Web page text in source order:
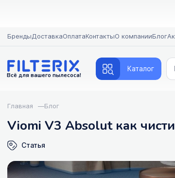
БрендыДоставкаОплатаКонтактыО компанииБлог
Всё для вашего пылесоса!
Каталог
Главная —Блог
Viomi V3 Absolut как
Статья